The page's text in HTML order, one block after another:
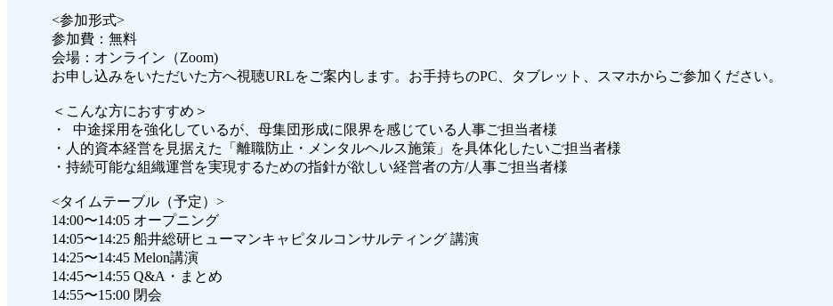
<参加形式>
参加費：無料
会場：オンライン（Zoom)
お申し込みをいただいた方へ視聴URLをご案内します。お手持ちのPC、タブレット、スマホからご参加ください。
＜こんな方におすすめ＞
・ 中途採用を強化しているが、母集団形成に限界を感じている人事ご担当者様
・人的資本経営を見据えた「離職防止・メンタルヘルス施策」を具体化したいご担当者様
・持続可能な組織運営を実現するための指針が欲しい経営者の方/人事ご担当者様
<タイムテーブル（予定）>
14:00〜14:05 オープニング
14:05〜14:25 船井総研ヒューマンキャピタルコンサルティング 講演
14:25〜14:45 Melon講演
14:45〜14:55 Q&A・まとめ
14:55〜15:00 閉会